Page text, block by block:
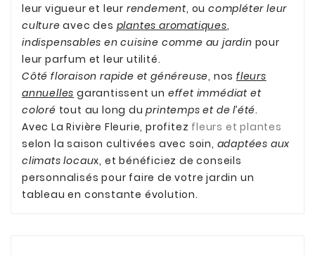
leur vigueur et leur rendement, oucompléter leur
culture avec des plantes aromatiques,
indispensables en cuisine comme au jardin pour
leur parfum et leur utilité.
Côté floraison rapide et généreuse, nosfleurs
annuelles garantissent un effet immédiat et
coloré tout au long duprintemps et de l’été.
Avec La Rivière Fleurie, profitez fleurs et plantes
selon la saison cultivées avec soin, adaptées aux
climats locaux, et bénéficiez de conseils
personnalisés pour faire de votre jardin un
tableau en constante évolution.